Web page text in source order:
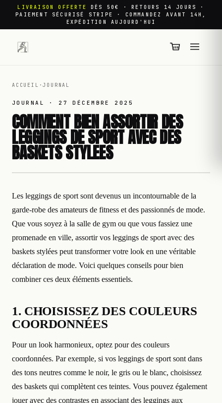
LIVRAISON OFFERTE
DÈS 50€ · RETOURS 14 JOURS ·
PAIEMENT SÉCURISÉ STRIPE · COMMANDEZ AVANT 14H,
EXPÉDITION AUJOURD'HUI
ACCUEIL ·JOURNAL
JOURNAL · 27 DÉCEMBRE 2025
COMMENT BIEN ASSORTIR DES
LEGGINGS DE SPORT AVEC DES
BASKETS STYLEES
Les leggings de sport sont devenus un incontournable de la
garde-robe des amateurs de fitness et des passionnés de mode.
Que vous soyez à la salle de gym ou que vous fassiez une
promenade en ville, assortir vos leggings de sport avec des
baskets stylées peut transformer votre look en une véritable
déclaration de mode. Voici quelques conseils pour bien
combiner ces deux éléments essentiels.
1. CHOISISSEZ DES COULEURS
COORDONNÉES
Pour un look harmonieux, optez pour des couleurs
coordonnées. Par exemple, si vos leggings de sport sont dans
des tons neutres comme le noir, le gris ou le blanc, choisissez
des baskets qui complètent ces teintes. Vous pouvez également
jouer avec des contrastes en associant des leggings aux